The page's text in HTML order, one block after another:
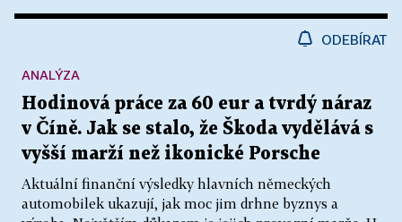
ODEBÍRAT
Hodinová práce za 60 eur a tvrdý náraz
v Číně. Jak se stalo, že Škoda vydělává s
vyšší marží než ikonické Porsche
Aktuální finanční výsledky hlavních německých
automobilek ukazují, jak moc jim drhne byznys a
ANALÝZA